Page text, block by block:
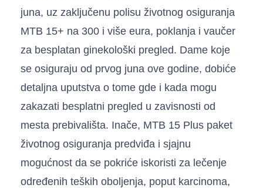
juna, uz zaključenu polisu životnog osiguranja
MTB 15+ na 300 i više eura, poklanja i vaučer
za besplatan ginekološki pregled. Dame koje
se osiguraju od prvog juna ove godine, dobiće
detaljna uputstva o tome gde i kada mogu
zakazati besplatni pregled u zavisnosti od
mesta prebivališta. Inače, MTB 15 Plus paket
životnog osiguranja predviđa i sjajnu
mogućnost da se pokriće iskoristi za lečenje
određenih teških oboljenja, poput karcinoma,